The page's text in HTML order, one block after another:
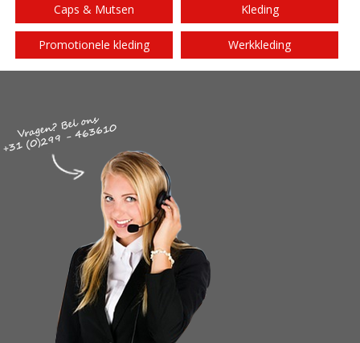
Caps & Mutsen Kleding
Promotionele kleding Werkkleding